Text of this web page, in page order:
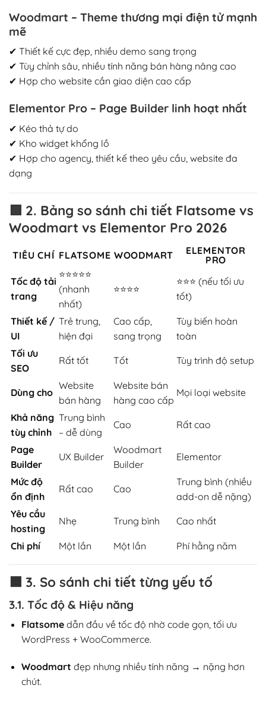
Woodmart – Theme thương mại điện tử mạnh
mẽ
✔ Thiết kế cực đẹp, nhiều demo sang trọng
✔ Tùy chỉnh sâu, nhiều tính năng bán hàng nâng cao
✔ Hợp cho website cần giao diện cao cấp
Elementor Pro – Page Builder linh hoạt nhất
✔ Kéo thả tự do
✔ Kho widget khổng lồ
✔ Hợp cho agency, thiết kế theo yêu cầu, website đa
dạng
🟩 2. Bảng so sánh chi tiết Flatsome vs
Woodmart vs Elementor Pro 2026
TIÊU CHÍ FLATSOME WOODMART
ELEMENTOR
PRO
Tốc độ tải
trang
⭐⭐⭐⭐⭐
(nhanh
nhất)
⭐⭐⭐⭐
⭐⭐⭐ (nếu tối ưu
tốt)
Thiết kế /
UI
Trẻ trung,
hiện đại
Cao cấp,
sang trọng
Tùy biến hoàn
toàn
Tối ưu
SEO
Rất tốt Tốt Tùy trình độ setup
Dùng cho
Website
bán hàng
Website bán
hàng cao cấp
Mọi loại website
Khả năng
tùy chỉnh
Trung bình
– dễ dùng
Cao Rất cao
Page
Builder
UX Builder
Woodmart
Builder
Elementor
Mức độ
ổn định
Rất cao Cao
Trung bình (nhiều
add-on dễ nặng)
Yêu cầu
hosting
Nhẹ Trung bình Cao nhất
Chi phí Một lần Một lần Phí hằng năm
🟧 3. So sánh chi tiết từng yếu tố
3.1. Tốc độ & Hiệu năng
Flatsomedẫn đầu về tốc độ nhờ code gọn, tối ưu
WordPress + WooCommerce.
Woodmart đẹp nhưng nhiều tính năng → nặng hơn
chút.